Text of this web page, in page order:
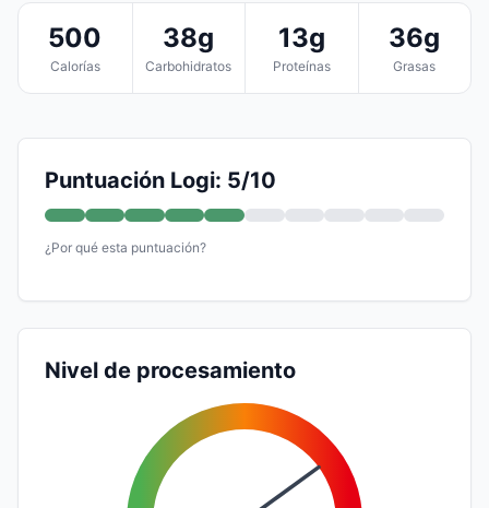
500
Calorías
38g
Carbohidratos
13g
Proteínas
36g
Grasas
Puntuación Logi: 5/10
¿Por qué esta puntuación?
Nivel de procesamiento